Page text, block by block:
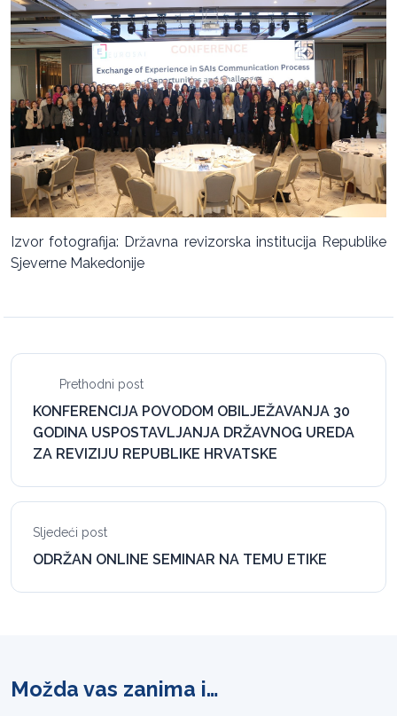
Izvor fotografija: Državna revizorska institucija Republike
Sjeverne Makedonije
Prethodni post
KONFERENCIJA POVODOM OBILJEŽAVANJA 30
GODINA USPOSTAVLJANJA DRŽAVNOG UREDA
ZA REVIZIJU REPUBLIKE HRVATSKE
Sljedeći post
ODRŽAN ONLINE SEMINAR NA TEMU ETIKE
Možda vas zanima i…